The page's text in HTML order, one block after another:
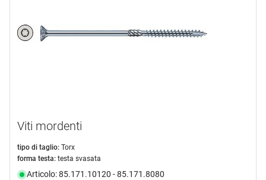
Viti mordenti
tipo di taglio: Torx
forma testa: testa svasata
Articolo: 85.171.10120 - 85.171.8080